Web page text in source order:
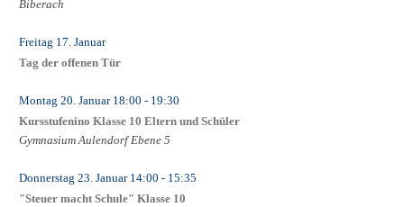
Biberach
Freitag 17. Januar
Tag der offenen Tür
Montag 20. Januar18:00 - 19:30
Kursstufenino Klasse 10 Eltern und Schüler
Gymnasium Aulendorf Ebene 5
Donnerstag 23. Januar14:00 - 15:35
"Steuer macht Schule" Klasse 10